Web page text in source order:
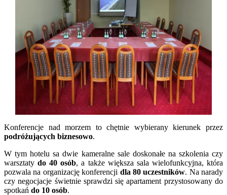
Konferencje nad morzem to chętnie wybierany kierunek przez
podróżujących biznesowo.
W tym hotelu sa dwie kameralne sale doskonałe na szkolenia czy
warsztatydo 40 osób, a także większa sala wielofunkcyjna, która
pozwala na organizację konferencji dla 80 uczestników. Na narady
czy negocjacje świetnie sprawdzi się apartament przystosowany do
spotkań do 10 osób.